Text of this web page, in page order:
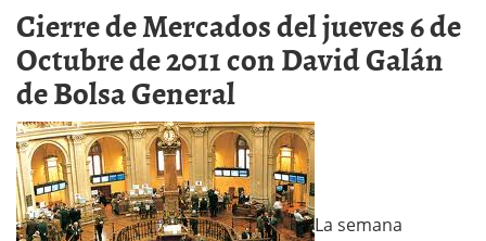
Cierre de Mercados del jueves 6 de
Octubre de 2011 con David Galán
de Bolsa General
La semana